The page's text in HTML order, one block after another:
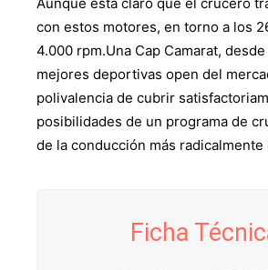
con estos motores, en torno a los
4.000 rpm.Una Cap Camarat,
mejores deportivas open del
polivalencia de cubrir
posibilidades de un programa de
de la conducción más
Ficha